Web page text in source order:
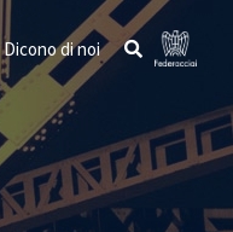
Dicono di noi